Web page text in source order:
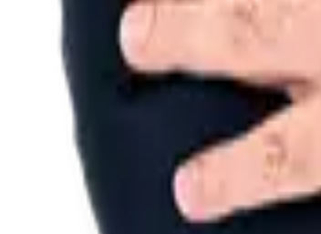
Carol Macaubal
Mestre em Direito Processual Civil pela PUC/SP.
Edilson Vitorelli